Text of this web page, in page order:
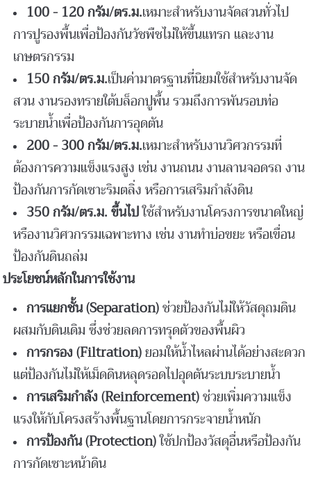
100 - 120กรัม/ตร.ม.เหมาะสำหรับงานจัดสวนทั่วไป
การปูรองพื้นเพื่อป้องกันวัชพืชไม่ให้ขึ้นแทรก และงาน
เกษตรกรรม
150กรัม/ตร.ม.เป็นค่ามาตรฐานที่นิยมใช้สำหรับงานจัด
สวน งานรองทรายใต้บล็อกปูพื้น รวมถึงการพันรอบท่อ
ระบายน้ำเพื่อป้องกันการอุดตัน
200 - 300กรัม/ตร.ม.เหมาะสำหรับงานวิศวกรรมที่
ต้องการความแข็งแรงสูง เช่น งานถนน งานลานจอดรถ งาน
ป้องกันการกัดเซาะริมตลิ่ง หรือการเสริมกำลังดิน
350กรัม/ตร.ม. ขึ้นไปใช้สำหรับงานโครงการขนาดใหญ่
หรืองานวิศวกรรมเฉพาะทาง เช่น งานทำบ่อขยะ หรือเขื่อน
ป้องกันดินถล่ม
ประโยชน์หลักในการใช้งาน
การแยกชั้น (Separation)ช่วยป้องกันไม่ให้วัสดุถมดิน
ผสมกับดินเดิม ซึ่งช่วยลดการทรุดตัวของพื้นผิว
การกรอง (Filtration)ยอมให้น้ำไหลผ่านได้อย่างสะดวก
แต่ป้องกันไม่ให้เม็ดดินหลุดรอดไปอุดตันระบบระบายน้ำ
การเสริมกำลัง (Reinforcement)ช่วยเพิ่มความแข็ง
แรงให้กับโครงสร้างพื้นฐานโดยการกระจายน้ำหนัก
การป้องกัน (Protection)ใช้ปกป้องวัสดุอื่นหรือป้องกัน
การกัดเซาะหน้าดิน